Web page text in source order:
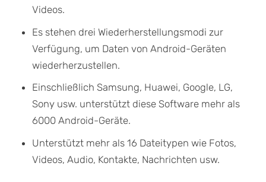
Videos.
Es stehen drei Wiederherstellungsmodi zur
Verfügung, um Daten von Android-Geräten
wiederherzustellen.
Einschließlich Samsung, Huawei, Google, LG,
Sony usw. unterstützt diese Software mehr als
6000 Android-Geräte.
Unterstützt mehr als 16 Dateitypen wie Fotos,
Videos, Audio, Kontakte, Nachrichten usw.